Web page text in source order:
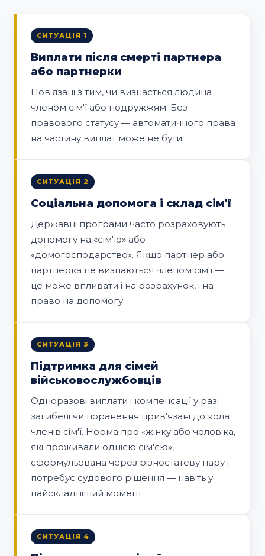
СИТУАЦІЯ 1
Виплати після смерті партнера
або партнерки
Пов'язані з тим, чи визнається людина
членом сім'ї або подружжям. Без
правового статусу — автоматичного права
на частину виплат може не бути.
СИТУАЦІЯ 2
Соціальна допомога і склад сім'ї
Державні програми часто розраховують
допомогу на «сім'ю» або
«домогосподарство». Якщо партнер або
партнерка не визнаються членом сім'ї —
це може впливати і на розрахунок, і на
право на допомогу.
СИТУАЦІЯ 3
Підтримка для сімей
військовослужбовців
Одноразові виплати і компенсації у разі
загибелі чи поранення прив'язані до кола
членів сім'ї. Норма про «жінку або чоловіка,
які проживали однією сім'єю»,
сформульована через різностатеву пару і
потребує судового рішення — навіть у
найскладніший момент.
СИТУАЦІЯ 4